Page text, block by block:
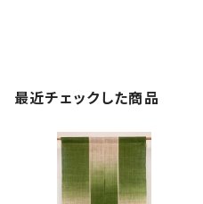
最近チェックした商品